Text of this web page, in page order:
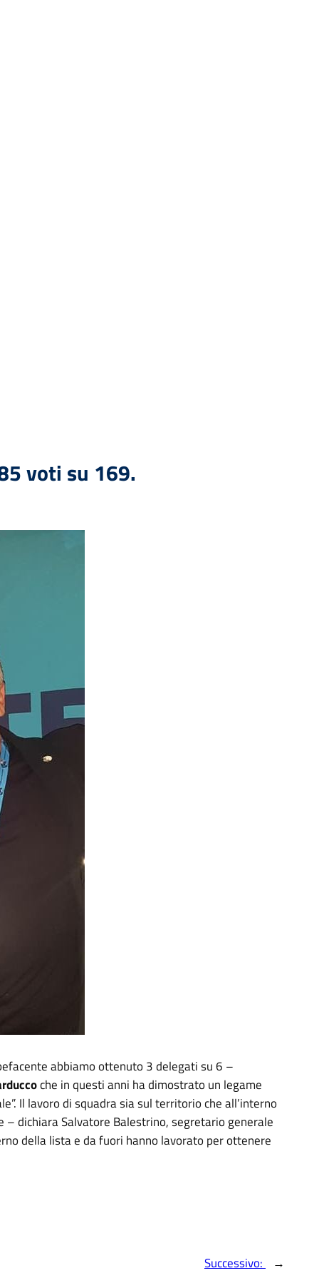
voti su 169.
abbiamo ottenuto 3 delegati su 6 –
che in questi anni ha dimostrato un legame
Il lavoro di squadra sia sul territorio che all’interno
– dichiara Salvatore Balestrino, segretario generale
della lista e da fuori hanno lavorato per ottenere
Successivo: →